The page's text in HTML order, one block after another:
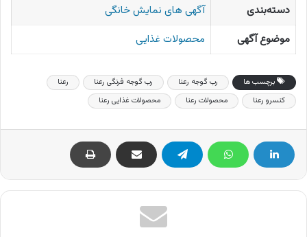
دسته‌بندی
آگهی های نمایش خانگی
موضوع آگهی
محصولات غذایی
برچسب ها رب گوجه رعنا رب گوجه فرنگی رعنا
رعنا
کنسرو رعنا
محصولات رعنا محصولات غذایی رعنا